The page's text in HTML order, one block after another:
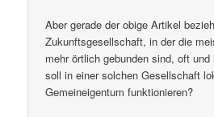
Aber gerade der obige Artikel
Zukunftsgesellschaft, in der die
mehr örtlich gebunden sind, oft
soll in einer solchen Gesellschaft
Gemeineigentum funktionieren?